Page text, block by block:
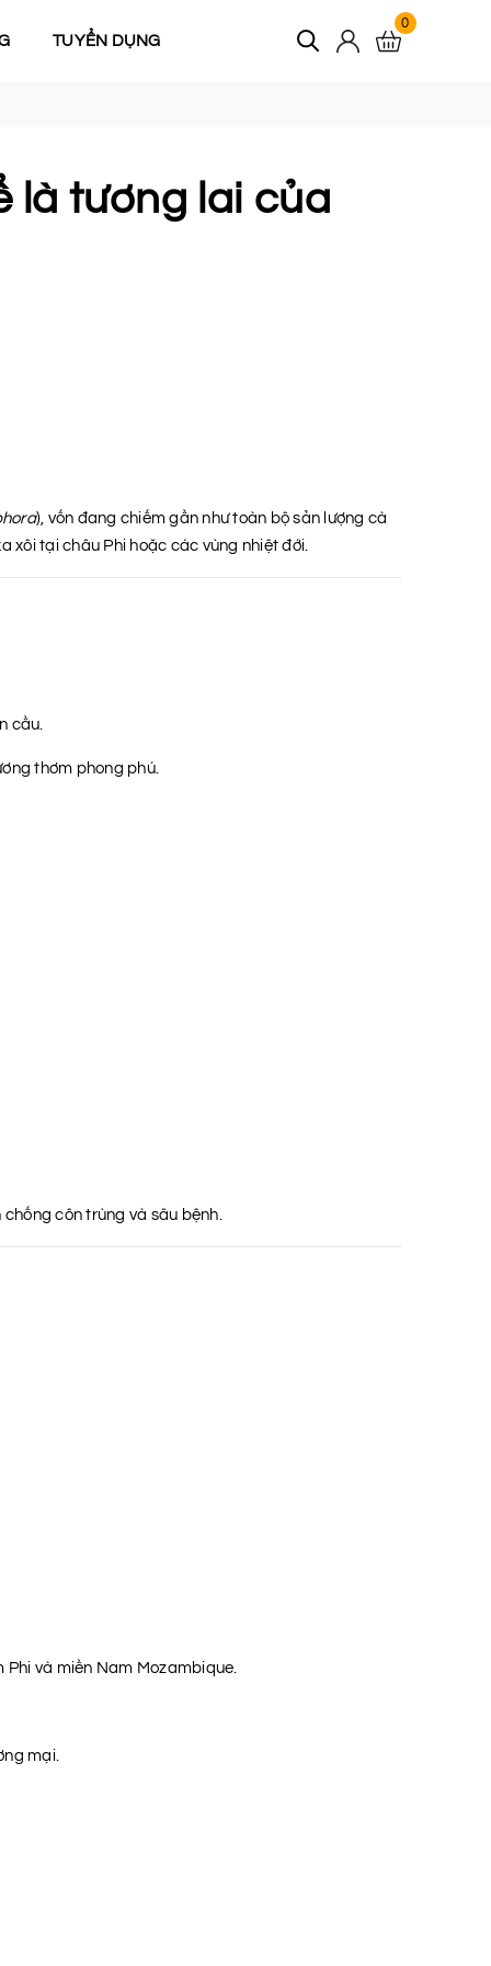
TUYỂN DỤNG
0
là tương lai của
), vốn đang chiếm gần như toàn bộ sản lượng cà
xôi tại châu Phi hoặc các vùng nhiệt đới.
cầu.
thơm phong phú.
côn trùng và sâu bệnh.
Phi và miền Nam Mozambique.
mại.